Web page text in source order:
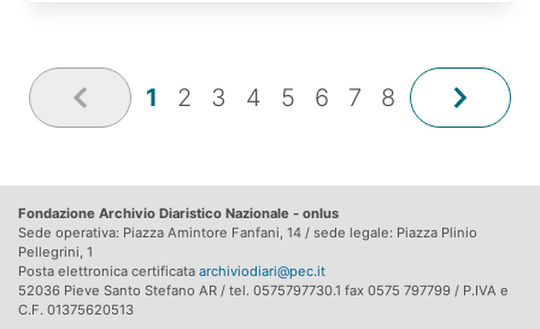
1 2 3 4 5 6 7 8
Fondazione Archivio Diaristico Nazionale - onlus
Sede operativa: Piazza Amintore Fanfani, 14 / sede legale: Piazza Plinio
Pellegrini, 1
Posta elettronica certificata archiviodiari@pec.it
52036 Pieve Santo Stefano AR / tel. 0575797730.1 fax 0575 797799 / P.IVA e
C.F. 01375620513